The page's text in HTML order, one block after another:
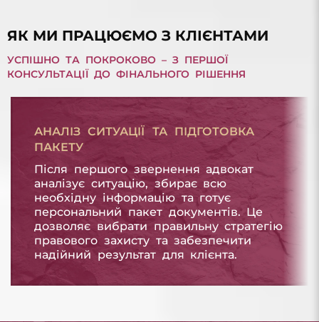
ЯК МИ ПРАЦЮЄМО З КЛІЄНТАМИ
УСПІШНО ТА ПОКРОКОВО – З ПЕРШОЇ
КОНСУЛЬТАЦІЇ ДО ФІНАЛЬНОГО РІШЕННЯ
АНАЛІЗ СИТУАЦІЇ ТА ПІДГОТОВКА
ПАКЕТУ
Після першого звернення адвокат
аналізує ситуацію, збирає всю
необхідну інформацію та готує
персональний пакет документів. Це
дозволяє вибрати правильну стратегію
правового захисту та забезпечити
надійний результат для клієнта.